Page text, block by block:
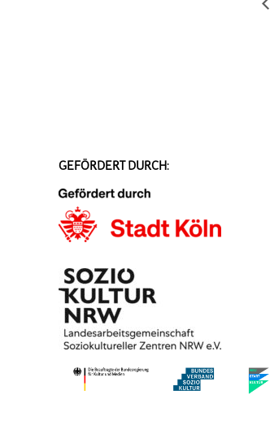
GEFÖRDERT DURCH: